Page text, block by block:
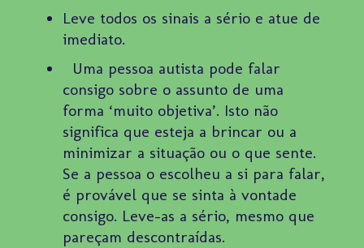
Leve todos os sinais a sério e atue de
imediato.
Uma pessoa autista pode falar
consigo sobre o assunto de uma
forma ‘muito objetiva’. Isto não
significa que esteja a brincar ou a
minimizar a situação ou o que sente.
Se a pessoa o escolheu a si para falar,
é provável que se sinta à vontade
consigo. Leve-as a sério, mesmo que
pareçam descontraídas.